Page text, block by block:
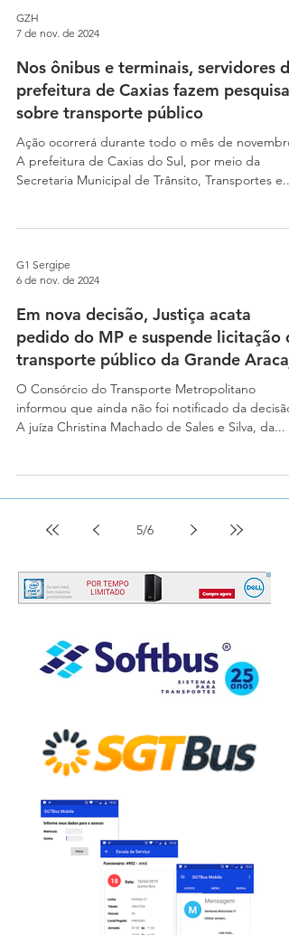
GZH
7 de nov. de 2024
Nos ônibus e terminais, servidores da
prefeitura de Caxias fazem pesquisa
sobre transporte público
Ação ocorrerá durante todo o mês de novembro
A prefeitura de Caxias do Sul, por meio da
Secretaria Municipal de Trânsito, Transportes e...
G1 Sergipe
6 de nov. de 2024
Em nova decisão, Justiça acata
pedido do MP e suspende licitação
transporte público da Grande
O Consórcio do Transporte Metropolitano
informou que ainda não foi notificado da decisão.
A juíza Christina Machado de Sales e Silva, da...
5/6